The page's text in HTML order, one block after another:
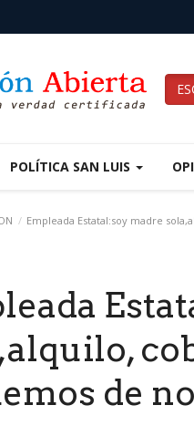
POLÍTICA SAN LUIS
Empleada Estatal:soy madre
de